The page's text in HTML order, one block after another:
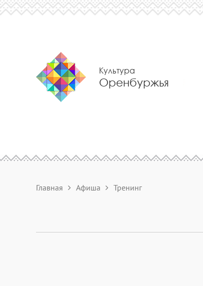
Культура
Оренбуржья
Главная Афиша Тренинг